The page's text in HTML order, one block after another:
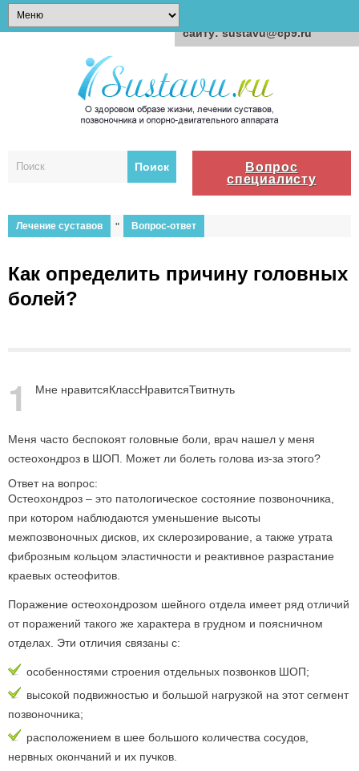
Вопрос
специалисту
Лечение суставов " Вопрос-ответ
Как определить причину головных
болей?
1 Мне нравитсяКлассНравитсяТвитнуть
Меня часто беспокоят головные боли, врач нашел у меня
остеохондроз в ШОП. Может ли болеть голова из-за этого?
Ответ на вопрос:
Остеохондроз – это патологическое состояние позвоночника,
при котором наблюдаются уменьшение высоты
межпозвоночных дисков, их склерозирование, а также утрата
фиброзным кольцом эластичности и реактивное разрастание
краевых остеофитов.
Поражение остеохондрозом шейного отдела имеет ряд отличий
от поражений такого же характера в грудном и поясничном
отделах. Эти отличия связаны с:
особенностями строения отдельных позвонков ШОП;
высокой подвижностью и большой нагрузкой на этот сегмент
позвоночника;
расположением в шее большого количества сосудов,
нервных окончаний и их пучков.
сайту: sustavu@cp9.ru